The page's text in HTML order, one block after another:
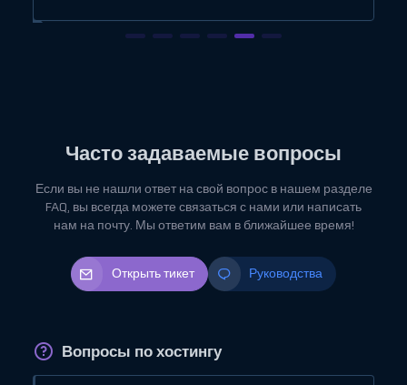
Часто задаваемые вопросы
Если вы не нашли ответ на свой вопрос в нашем разделе
FAQ, вы всегда можете связаться с нами или написать
нам на почту. Мы ответим вам в ближайшее время!
Открыть тикет Руководства
Вопросы по хостингу